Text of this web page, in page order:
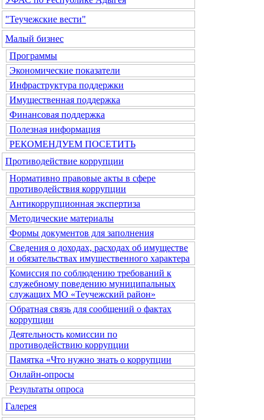
"Теучежские вести"
Малый бизнес
Программы
Экономические показатели
Инфраструктура поддержки
Имущественная поддержка
Финансовая поддержка
Полезная информация
РЕКОМЕНДУЕМ ПОСЕТИТЬ
Противодействие коррупции
Нормативно правовые акты в сфере
противодействия коррупции
Антикоррупционная экспертиза
Методические материалы
Формы документов для заполнения
Сведения о доходах, расходах об имуществе
и обязательствах имущественного характера
Комиссия по соблюдению требований к
служебному поведению муниципальных
служащих МО «Теучежский район»
Обратная связь для сообщений о фактах
коррупции
Деятельность комиссии по
противодействию коррупции
Памятка «Что нужно знать о коррупции
Онлайн-опросы
Результаты опроса
Галерея